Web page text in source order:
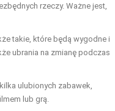
rzeczy. Ważne jest,
takie, które będą wygodne i
ubrania na zmianę podczas
ulubionych zabawek,
lub grą.